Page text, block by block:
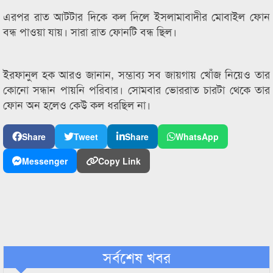
এরপর রাত আটটার দিকে কল দিলে ইসলামাবাদীর মোবাইল ফোন
বন্ধ পাওয়া যায়। সারা রাত ফোনটি বন্ধ ছিল।
ইরফানুল হক আরও জানান, সম্ভাব্য সব জায়গায় খোঁজ নিয়েও তার
কোনো সন্ধান পায়নি পরিবার। সোমবার ভোররাত চারটা থেকে তার
ফোন অন হলেও কেউ কল ধরছিল না।
Share Tweet Share
WhatsApp
Messenger
Copy Link
সর্বশেষ খবর